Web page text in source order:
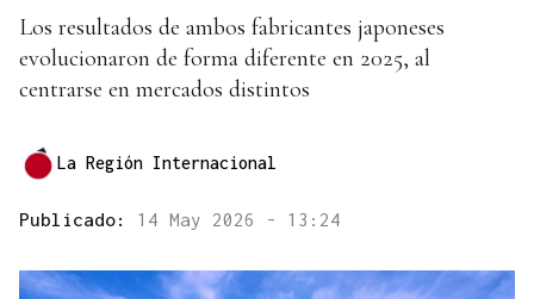
Los resultados de ambos fabricantes japoneses
evolucionaron de forma diferente en 2025, al
centrarse en mercados distintos
La Región Internacional
Publicado: 14 May 2026 - 13:24